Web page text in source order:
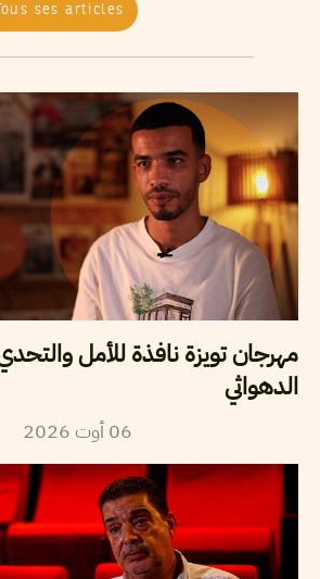
Tous ses articles
مهرجان تويزة نافذة للأمل
الدهواثي
06 أوت2026